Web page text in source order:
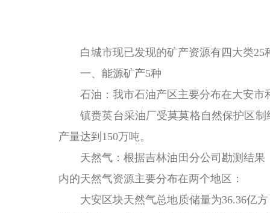
白城市现已发现的矿产资源有四大类25
一、能源矿产5种
石油：我市石油产区主要分布在大安
镇赉英台采油厂受莫莫格自然保护区
产量达到150万吨。
天然气：根据吉林油田分公司勘测结
内的天然气资源主要分布在两个地区：
大安区块天然气总地质储量为36.36亿